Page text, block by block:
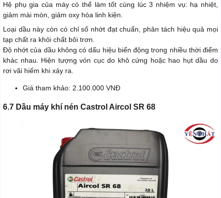
Hệ phụ gia của máy có thể làm tốt cùng lúc 3 nhiệm vụ: hạ nhiệt,
giảm mài mòn, giảm oxy hóa linh kiện.
Loại dầu này còn có chỉ số nhớt đạt chuẩn, phân tách hiệu quả mọi
tạp chất ra khỏi chất bôi trơn.
Độ nhớt của dầu không có dấu hiệu biến động trong nhiều thời điểm
khác nhau. Hiện tượng vón cục do khô cứng hoặc hao hụt dầu do
rơi vãi hiếm khi xảy ra.
Giá tham khảo: 2.100.000 VNĐ
6.7 Dầu máy khí nén Castrol Aircol SR 68